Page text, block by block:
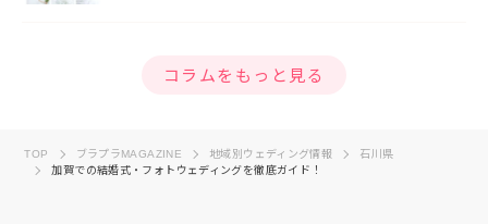
コラムをもっと見る
TOP ブラプラMAGAZINE 地域別ウェディング情報
石川県
加賀での結婚式・フォトウェディングを徹底ガイド！